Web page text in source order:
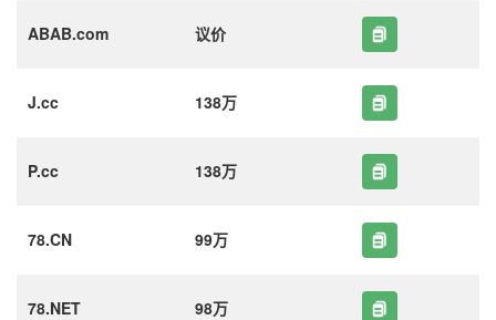
ABAB.com 议价
J.cc 138万
P.cc 138万
78.CN 99万
78.NET 98万